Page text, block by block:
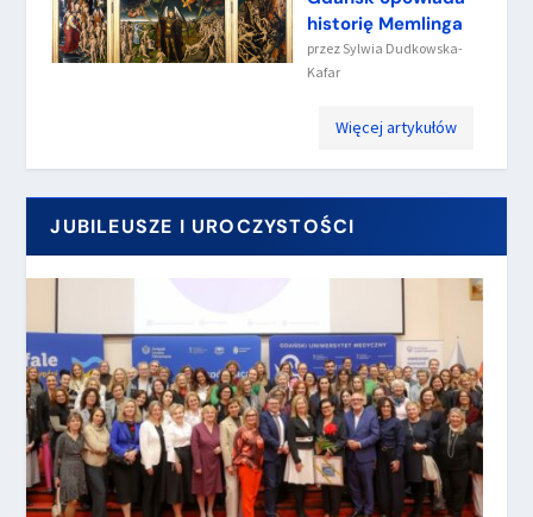
historię Memlinga
przez Sylwia Dudkowska-
Kafar
Więcej artykułów
JUBILEUSZE I UROCZYSTOŚCI